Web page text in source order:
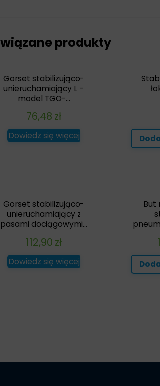
produkty
Gorset stabilizująco-
unieruchamiający L –
model TGO-...
76,48 zł
Dowiedz się więcej
Gorset stabilizująco-
unieruchamiający z
pasami dociągowymi...
112,90 zł
Dowiedz się więcej
But